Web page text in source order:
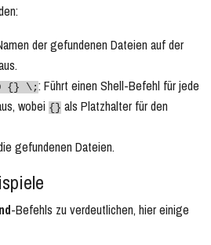
der gefundenen Dateien auf der
{} \;: Führt einen Shell-Befehl für jede
wobei {} als Platzhalter für den
gefundenen Dateien.
-Befehls zu verdeutlichen, hier einige